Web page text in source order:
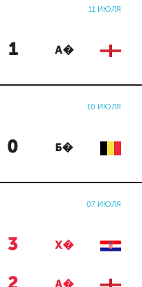
11 ИЮЛЯ
1 А�
10 ИЮЛЯ
0 Б�
07 ИЮЛЯ
3 Х�
А�